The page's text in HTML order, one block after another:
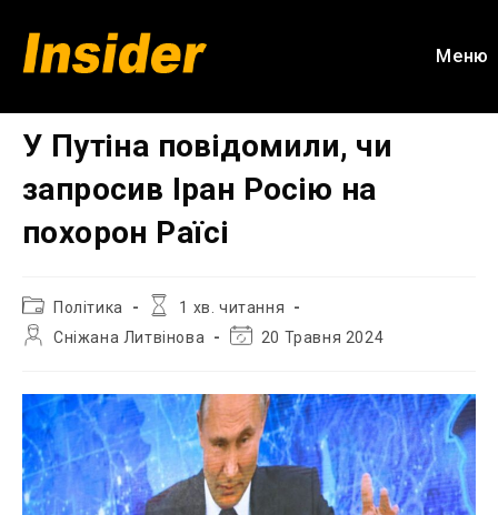
вмісту
Меню
У Путіна повідомили, чи
запросив Іран Росію на
похорон Раїсі
Категорія
запису:
Політика
Час
1 хв. читання
АвторСніжана Литвінова
Остання20 Травня 2024